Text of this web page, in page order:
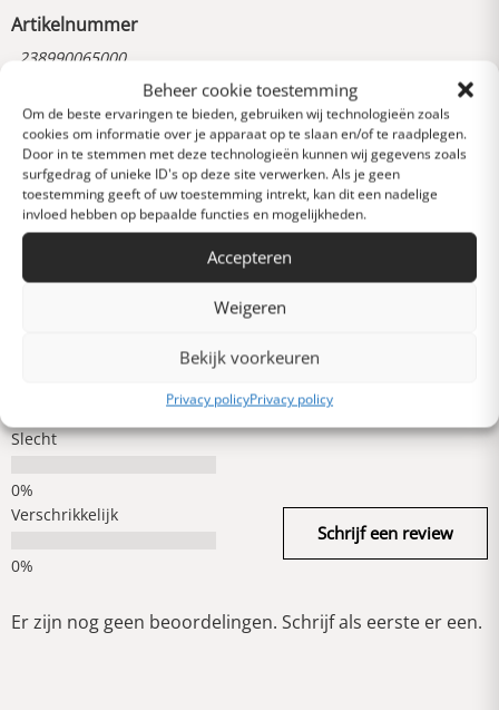
Beheer cookie toestemming
Om de beste ervaringen te bieden, gebruiken wij technologieën zoals
cookies om informatie over je apparaat op te slaan en/of te raadplegen.
Door in te stemmen met deze technologieën kunnen wij gegevens zoals
surfgedrag of unieke ID's op deze site verwerken. Als je geen
toestemming geeft of uw toestemming intrekt, kan dit een nadelige
invloed hebben op bepaalde functies en mogelijkheden.
Accepteren
Weigeren
Bekijk voorkeuren
Privacy policyPrivacy policy
Artikelnummer
238990065000
Reviews
0 van 5 sterren (op
basis van 0 reviews)
Uitstekend
Heel goed
Slecht
Verschrikkelijk
Schrijf een review
Er zijn nog geen beoordelingen. Schrijf als eerste er een.